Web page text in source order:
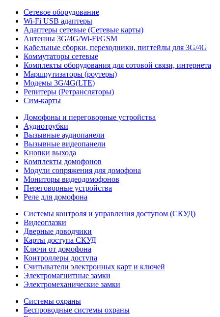
Сетевое оборудование
Wi-Fi USB адаптеры
Адаптеры сетевые (Сетевые карты)
Антенны 3G/4G/Wi-Fi/GSM
Кабельные сборки, переходники, пигтейлы для 3G/4G
Коммутаторы сетевые
Комплекты оборудования для сотовой связи, интернета
Маршрутизаторы (роутеры)
Модемы 3G/4G(LTE)
Репитеры (Ретрансляторы)
Сим-карты
Домофоны и переговорные устройства
Аудиотрубки
Вызывные аудиопанели
Вызывные видеопанели
Кнопки выхода
Комплекты домофонов
Модули сопряжения для домофона
Мониторы видеодомофонов
Переговорные устройства
Реле для домофона
Системы контроля и управления доступом (СКУД)
Видеоглазки
Дверные доводчики
Карты доступа СКУД
Ключи от домофона
Контроллеры доступа
Считыватели электронных карт и ключей
Электромагнитные замки
Электромеханические замки
Системы охраны
Беспроводные системы охраны